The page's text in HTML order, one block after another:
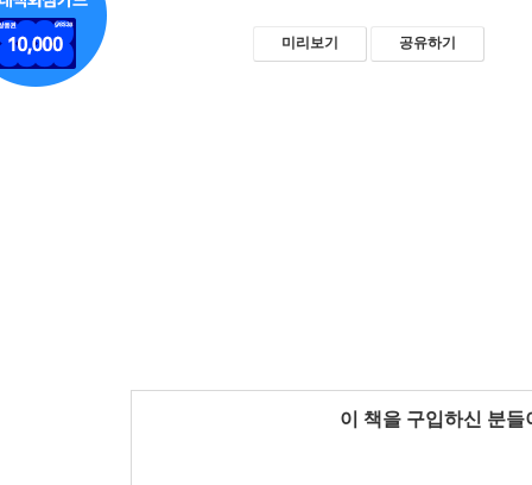
미리보기 공유하기
이 책을 구입하신 분